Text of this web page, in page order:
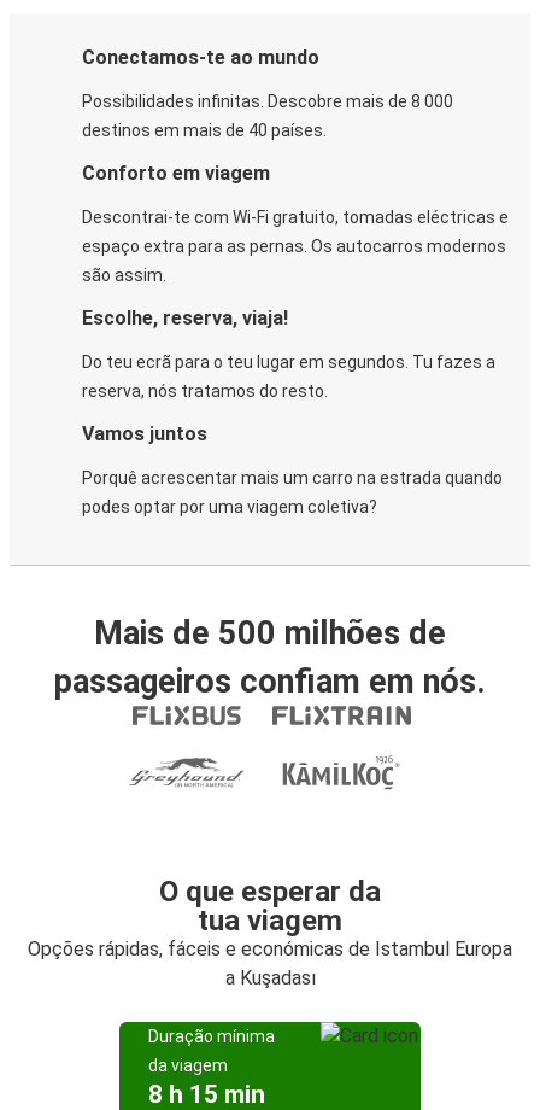
Conectamos-te ao mundo
Possibilidades infinitas. Descobre mais de 8 000
destinos em mais de 40 países.
Conforto em viagem
Descontrai-te com Wi-Fi gratuito, tomadas eléctricas e
espaço extra para as pernas. Os autocarros modernos
são assim.
Escolhe, reserva, viaja!
Do teu ecrã para o teu lugar em segundos. Tu fazes a
reserva, nós tratamos do resto.
Vamos juntos
Porquê acrescentar mais um carro na estrada quando
podes optar por uma viagem coletiva?
Mais de 500 milhões de
passageiros confiam em nós.
O que esperar da
tua viagem
Opções rápidas, fáceis e económicas de Istambul Europa
a Kuşadası
Duração mínima
da viagem
8 h 15 min